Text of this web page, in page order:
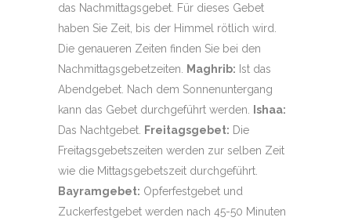
das Nachmittagsgebet. Für dieses Gebet
haben Sie Zeit, bis der Himmel rötlich wird.
Die genaueren Zeiten finden Sie bei den
Nachmittagsgebetzeiten.
Maghrib: Ist das
Abendgebet. Nach dem Sonnenuntergang
kann das Gebet durchgeführt werden.
Ishaa:
Das Nachtgebet.
Freitagsgebet: Die
Freitagsgebetszeiten werden zur selben Zeit
wie die Mittagsgebetszeit durchgeführt.
Bayramgebet: Opferfestgebet und
Zuckerfestgebet werden nach 45-50 Minuten